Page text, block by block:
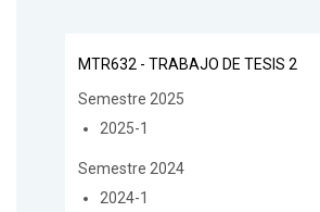
MTR632 - TRABAJO DE TESIS 2
Semestre 2025
2025-1
Semestre 2024
2024-1